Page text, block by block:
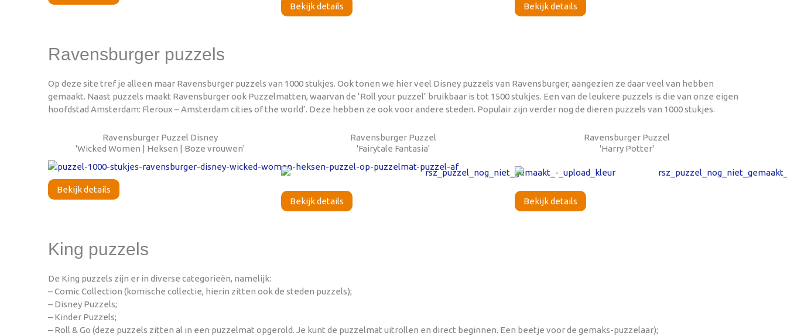
Bekijk details Bekijk details
Ravensburger puzzels
Op deze site tref je alleen maar Ravensburger puzzels van 1000 stukjes. Ook tonen we hier veel Disney puzzels van Ravensburger, aangezien ze daar veel van hebben
gemaakt. Naast puzzels maakt Ravensburger ook Puzzelmatten, waarvan de ‘Roll your puzzel’ bruikbaar is tot 1500 stukjes. Een van de leukere puzzels is die van onze eigen
hoofdstad Amsterdam: Fleroux – Amsterdam cities of the world’. Deze hebben ze ook voor andere steden. Populair zijn verder nog de dieren puzzels van 1000 stukjes.
Ravensburger Puzzel Disney
'Wicked Women | Heksen | Boze vrouwen'
Bekijk details
Ravensburger Puzzel
'Fairytale Fantasia'
Bekijk details
Ravensburger Puzzel
'Harry Potter'
Bekijk details
King puzzels
De King puzzels zijn er in diverse categorieën, namelijk:
– Comic Collection (komische collectie, hierin zitten ook de steden puzzels);
– Disney Puzzels;
– Kinder Puzzels;
– Roll & Go (deze puzzels zitten al in een puzzelmat opgerold. Je kunt de puzzelmat uitrollen en direct beginnen. Een beetje voor de gemaks-puzzelaar);